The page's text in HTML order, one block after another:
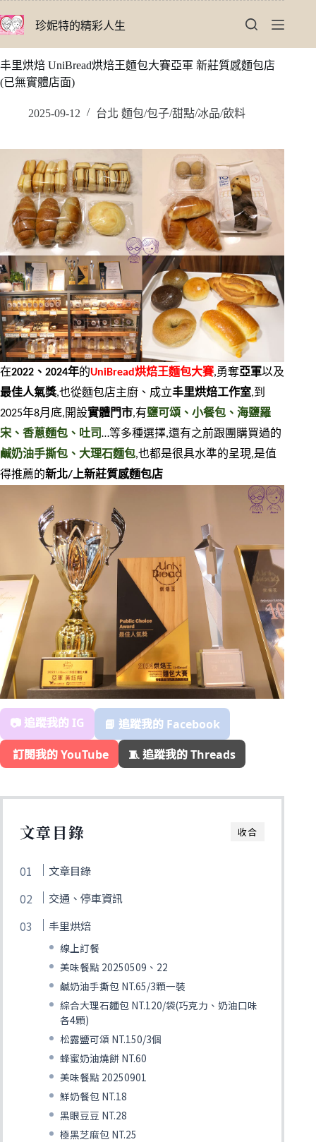
至
要
內
珍妮特的精彩人生
丰里烘焙 UniBread烘焙王麵包大賽亞軍 新莊質感麵包店
(已無實體店面)
2025-09-12 台北 麵包/包子/甜點/冰品/飲料
在2022、2024年的UniBread烘焙王麵包大賽,勇奪亞軍以及
最佳人氣獎,也從麵包店主廚、成立丰里烘焙工作室,到
2025年8月底,開設實體門市,有鹽可頌、小餐包、海鹽羅
宋、香蔥麵包、吐司…等多種選擇,還有之前跟團購買過的
鹹奶油手撕包、大理石麵包,也都是很具水準的呈現,是值
得推薦的新北/上新莊質感麵包店
📷 追蹤我的 IG
📘 追蹤我的 Facebook
️ 訂閱我的 YouTube
🧵 追蹤我的 Threads
收合
文章目錄
文章目錄
交通、停車資訊
丰里烘焙
線上訂餐
美味餐點 20250509、22
鹹奶油手撕包 NT.65/3顆一裝
綜合大理石麵包 NT.120/袋(巧克力、奶油口味
各4顆)
松露鹽可頌 NT.150/3個
蜂蜜奶油燒餅 NT.60
美味餐點 20250901
鮮奶餐包 NT.18
黑眼豆豆 NT.28
極黑芝麻包 NT.25